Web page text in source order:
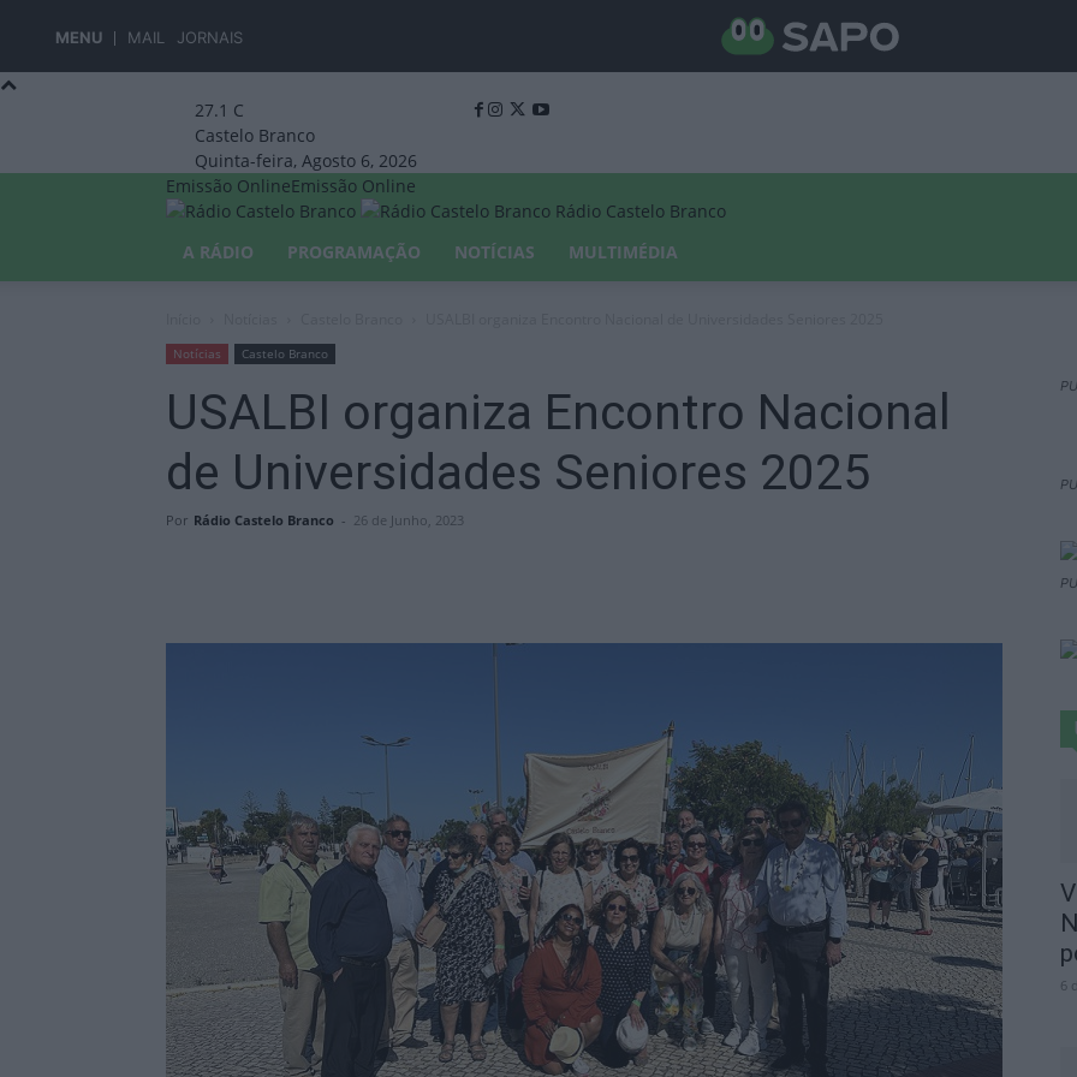
MENU MAIL JORNAIS
27.1 C
Castelo Branco
Quinta-feira, Agosto 6, 2026
Emissão OnlineEmissão Online
Rádio Castelo Branco
A RÁDIO
PROGRAMAÇÃO NOTÍCIAS MULTIMÉDIA
Notícias Castelo Branco
USALBI organiza Encontro Nacional
de Universidades Seniores 2025
Por Rádio Castelo Branco - 26 de Junho, 2023
6